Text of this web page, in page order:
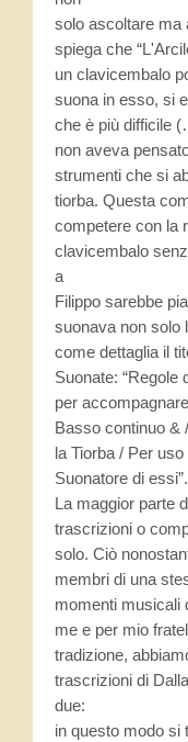
Case editrici
Altre società
Per chi inizia
solo ascoltare ma
spiega che
un clavicembalo
suona in esso, si
che è più difficile
non aveva
strumenti che si
tiorba. Questa
competere con la
clavicembalo
a
Filippo sarebbe
suonava non solo
come dettaglia il
Suonate: “Regole
per
Basso continuo &
la Tiorba / Per
Suonatore di essi”.
La maggior parte
trascrizioni o
solo. Ciò
membri di una
momenti musicali
me e per mio
tradizione,
trascrizioni di
due:
in questo modo si